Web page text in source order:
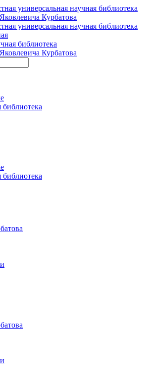
библиотека
Курбатова
библиотека
библиотека